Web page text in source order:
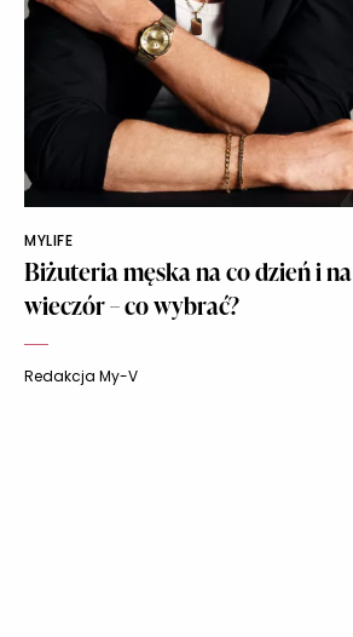
MYLIFE
Biżuteria męska na co dzień i na
wieczór – co wybrać?
Redakcja My-V